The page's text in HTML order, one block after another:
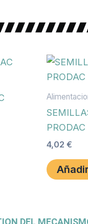
PRODAC
4,02 €